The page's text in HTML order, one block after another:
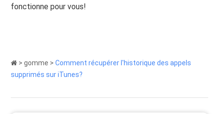
fonctionne pour vous!
>gomme >Comment récupérer l'historique des appels
supprimés sur iTunes?